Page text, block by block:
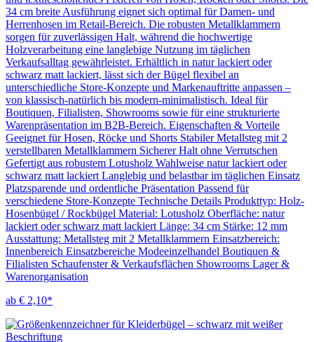
34 cm breite Ausführung eignet sich optimal für Damen- und
Herrenhosen im Retail-Bereich. Die robusten Metallklammern
sorgen für zuverlässigen Halt, während die hochwertige
Holzverarbeitung eine langlebige Nutzung im täglichen
Verkaufsalltag gewährleistet. Erhältlich in natur lackiert oder
schwarz matt lackiert, lässt sich der Bügel flexibel an
unterschiedliche Store-Konzepte und Markenauftritte anpassen –
von klassisch-natürlich bis modern-minimalistisch. Ideal für
Boutiquen, Filialisten, Showrooms sowie für eine strukturierte
Warenpräsentation im B2B-Bereich. Eigenschaften & Vorteile
Geeignet für Hosen, Röcke und Shorts Stabiler Metallsteg mit 2
verstellbaren Metallklammern Sicherer Halt ohne Verrutschen
Gefertigt aus robustem Lotusholz Wahlweise natur lackiert oder
schwarz matt lackiert Langlebig und belastbar im täglichen Einsatz
Platzsparende und ordentliche Präsentation Passend für
verschiedene Store-Konzepte Technische Details Produkttyp: Holz-
Hosenbügel / Rockbügel Material: Lotusholz Oberfläche: natur
lackiert oder schwarz matt lackiert Länge: 34 cm Stärke: 12 mm
Ausstattung: Metallsteg mit 2 Metallklammern Einsatzbereich:
Innenbereich Einsatzbereiche Modeeinzelhandel Boutiquen &
Filialisten Schaufenster & Verkaufsflächen Showrooms Lager &
Warenorganisation
ab € 2,10*